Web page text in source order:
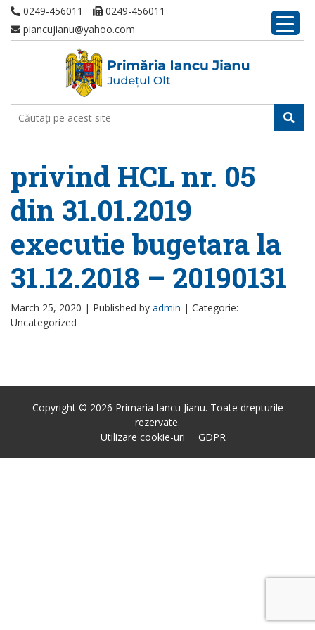
0249-456011
0249-456011
piancujianu@yahoo.com
privind HCL nr. 05
din 31.01.2019
executie bugetara la
31.12.2018 – 20190131
March 25, 2020 | Published by admin | Categorie:
Uncategorized
Copyright © 2026 Primaria Iancu Jianu. Toate drepturile
rezervate.
Utilizare cookie-uri
GDPR